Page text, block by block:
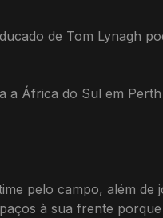
de Tom Lynagh
África do Sul em
pelo campo, além
à sua frente